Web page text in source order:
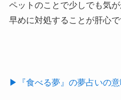
ペットのことで少しでも気
早めに対処することが肝心で
▶︎『食べる夢』の夢占いの